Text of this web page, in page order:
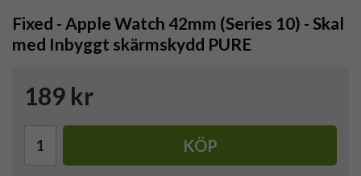
Fixed - Apple Watch 42mm (Series 10) - Skal
med Inbyggt skärmskydd PURE
189 kr
KÖP